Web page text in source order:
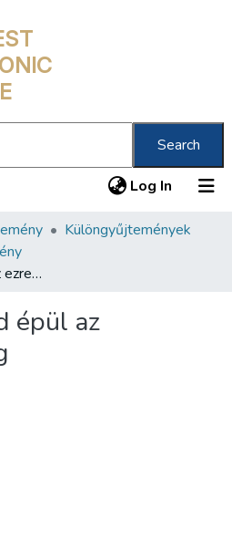
Search
Log In (current)
Különgyűjtemények
Öt új Duna-híd épül az ezredfordulóig
épül az